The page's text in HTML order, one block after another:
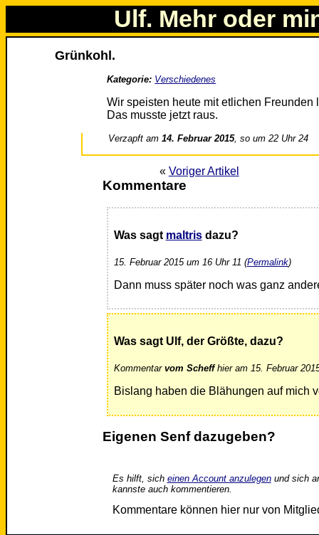
Ulf. Mehr oder
Grünkohl.
Kategorie: Verschiedenes
Wir speisten heute mit etlichen Freunden
Das musste jetzt raus.
Verzapft am14. Februar 2015, so um 22 Uhr 24
« Voriger Artikel
Kommentare
Was sagt maltrisdazu?
15. Februar 2015 um 16 Uhr 11 (Permalink)
Dann muss später noch was ganz
Was sagt Ulf, der Größte, dazu?
Kommentar vom Scheffhier am 15. Februar
Bislang haben die Blähungen auf mich
Eigenen Senf dazugeben?
Es hilft, sich einen Account anzulegenund sich
kannste auch kommentieren.
Kommentare können hier nur von